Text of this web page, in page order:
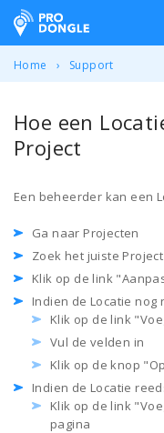
ProDongle Track
Home Support
Hoe een
Project
Een beheerder kan een
Ga naar Projecten
Zoek het juiste
Klik op de link
Indien de Locatie nog
Klik op de link
Vul de velden in
Klik op de knop
Indien de Locatie
Klik op de link
pagina